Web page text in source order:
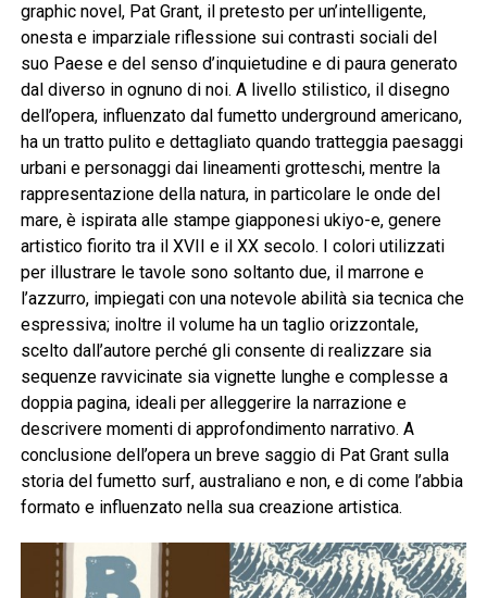
graphic novel, Pat Grant, il pretesto per un’intelligente,
onesta e imparziale riflessione sui contrasti sociali del
suo Paese e del senso d’inquietudine e di paura generato
dal diverso in ognuno di noi. A livello stilistico, il disegno
dell’opera, influenzato dal fumetto underground americano,
ha un tratto pulito e dettagliato quando tratteggia paesaggi
urbani e personaggi dai lineamenti grotteschi, mentre la
rappresentazione della natura, in particolare le onde del
mare, è ispirata alle stampe giapponesi ukiyo-e, genere
artistico fiorito tra il XVII e il XX secolo. I colori utilizzati
per illustrare le tavole sono soltanto due, il marrone e
l’azzurro, impiegati con una notevole abilità sia tecnica che
espressiva; inoltre il volume ha un taglio orizzontale,
scelto dall’autore perché gli consente di realizzare sia
sequenze ravvicinate sia vignette lunghe e complesse a
doppia pagina, ideali per alleggerire la narrazione e
descrivere momenti di approfondimento narrativo. A
conclusione dell’opera un breve saggio di Pat Grant sulla
storia del fumetto surf, australiano e non, e di come l’abbia
formato e influenzato nella sua creazione artistica.